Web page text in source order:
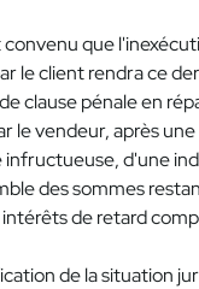
que
le client rendra ce
clause pénale en
le vendeur, après
d'une
des sommes
de retard
de la situation